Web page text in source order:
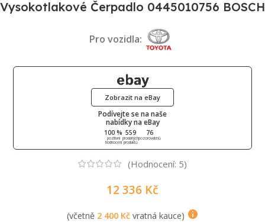
Vysokotlakové Čerpadlo 0445010756 BOSCH
Pro vozidla:
Podívejte se na naše
nabídky na eBay
100 %
pozitivní
hodnocení
559
prodaných
produktů
76
pozorovatelů
Zobrazit na eBay
(Hodnocení: 5)
12 336 Kč
(včetně 2 400 Kčvratná kauce)